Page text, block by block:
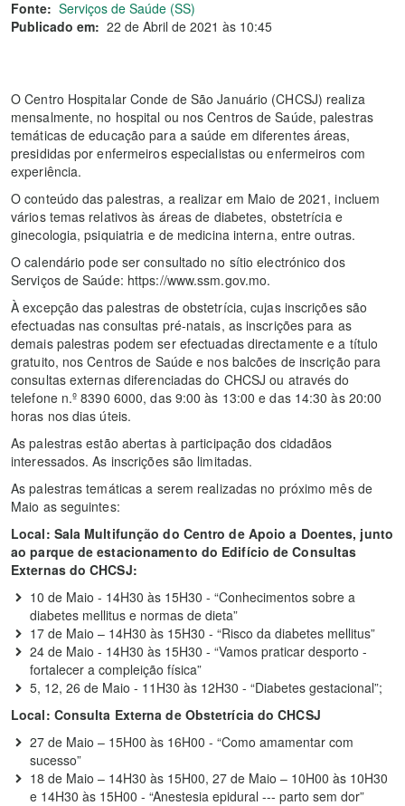
Fonte: Serviços de Saúde (SS)
Publicado em: 22 de Abril de 2021 às 10:45
O Centro Hospitalar Conde de São Januário (CHCSJ) realiza
mensalmente, no hospital ou nos Centros de Saúde, palestras
temáticas de educação para a saúde em diferentes áreas,
presididas por enfermeiros especialistas ou enfermeiros com
experiência.
O conteúdo das palestras, a realizar em Maio de 2021, incluem
vários temas relativos às áreas de diabetes, obstetrícia e
ginecologia, psiquiatria e de medicina interna, entre outras.
O calendário pode ser consultado no sítio electrónico dos
Serviços de Saúde: https://www.ssm.gov.mo.
À excepção das palestras de obstetrícia, cujas inscrições são
efectuadas nas consultas pré-natais, as inscrições para as
demais palestras podem ser efectuadas directamente e a título
gratuito, nos Centros de Saúde e nos balcões de inscrição para
consultas externas diferenciadas do CHCSJ ou através do
telefone n.º 8390 6000, das 9:00 às 13:00 e das 14:30 às 20:00
horas nos dias úteis.
As palestras estão abertas à participação dos cidadãos
interessados. As inscrições são limitadas.
As palestras temáticas a serem realizadas no próximo mês de
Maio as seguintes:
Local: Sala Multifunção do Centro de Apoio a Doentes, junto
ao parque de estacionamento do Edifício de Consultas
Externas do CHCSJ:
10 de Maio - 14H30 às 15H30 - “Conhecimentos sobre a
diabetes mellitus e normas de dieta”
17 de Maio – 14H30 às 15H30 - “Risco da diabetes mellitus”
24 de Maio - 14H30 às 15H30 - “Vamos praticar desporto -
fortalecer a compleição física”
5, 12, 26 de Maio - 11H30 às 12H30 - “Diabetes gestacional”;
Local: Consulta Externa de Obstetrícia do CHCSJ
27 de Maio – 15H00 às 16H00 - “Como amamentar com
sucesso”
18 de Maio – 14H30 às 15H00, 27 de Maio – 10H00 às 10H30
e 14H30 às 15H00 - “Anestesia epidural --- parto sem dor”